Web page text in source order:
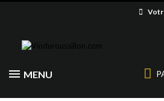
MENU